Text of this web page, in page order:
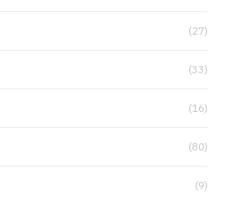
(27)
(33)
(16)
(80)
(9)